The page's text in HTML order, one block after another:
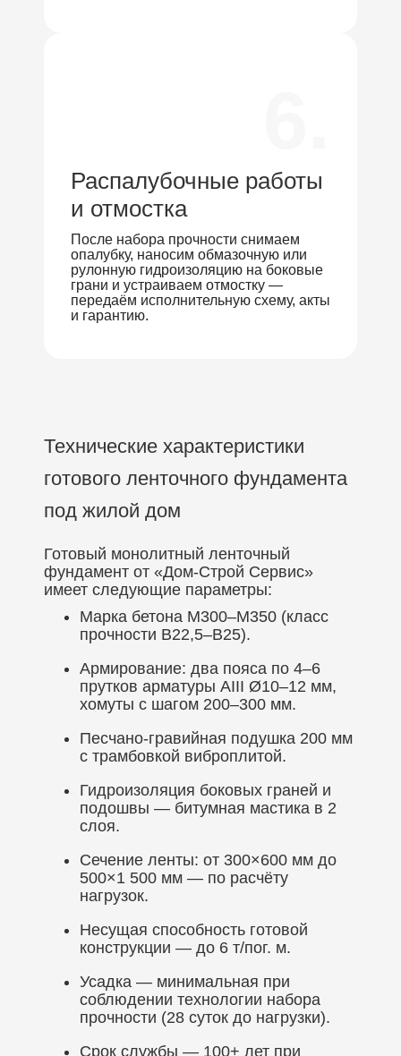
Распалубочные работы
и отмостка
После набора прочности снимаем
опалубку, наносим обмазочную или
рулонную гидроизоляцию на боковые
грани и устраиваем отмостку —
передаём исполнительную схему, акты
и гарантию.
Технические характеристики
готового ленточного фундамента
под жилой дом
Готовый монолитный ленточный
фундамент от «Дом-Строй Сервис»
имеет следующие параметры:
Марка бетона М300–М350 (класс
прочности В22,5–В25).
Армирование: два пояса по 4–6
прутков арматуры AIII Ø10–12 мм,
хомуты с шагом 200–300 мм.
Песчано-гравийная подушка 200 мм
с трамбовкой виброплитой.
Гидроизоляция боковых граней и
подошвы — битумная мастика в 2
слоя.
Сечение ленты: от 300×600 мм до
500×1 500 мм — по расчёту
нагрузок.
Несущая способность готовой
конструкции — до 6 т/пог. м.
Усадка — минимальная при
соблюдении технологии набора
прочности (28 суток до нагрузки).
Срок службы — 100+ лет при